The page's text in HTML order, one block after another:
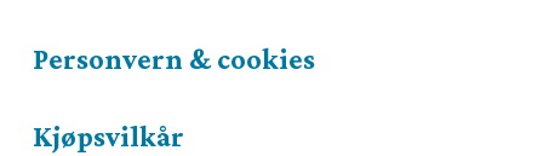
Personvern & cookies
Kjøpsvilkår